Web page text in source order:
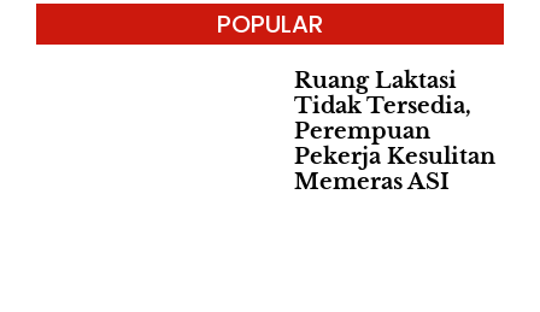
POPULAR
Ruang Laktasi
Tidak Tersedia,
Perempuan
Pekerja Kesulitan
Memeras ASI